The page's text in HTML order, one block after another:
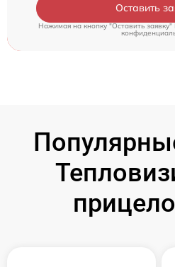
Оставить
Нажимая на кнопку "Оставить